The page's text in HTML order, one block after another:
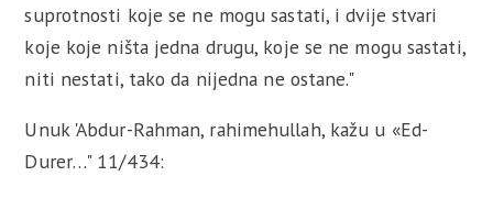
suprotnosti koje se ne mogu sastati, i dvije stvari
koje koje ništa jedna drugu, koje se ne mogu sastati,
niti nestati, tako da nijedna ne ostane."
Unuk 'Abdur-Rahman, rahimehullah, kažu u «Ed-
Durer…" 11/434: